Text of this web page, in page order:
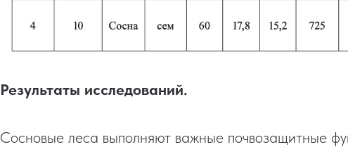
Результаты исследований.
Сосновые леса выполняют важные почвозащитные